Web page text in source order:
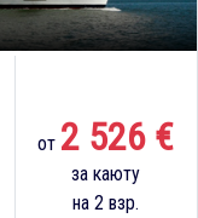
от 2 526 €
за каюту
на 2 взр.